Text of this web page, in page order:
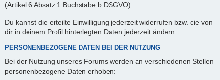
(Artikel 6 Absatz 1 Buchstabe b DSGVO).
Du kannst die erteilte Einwilligung jederzeit widerrufen bzw. die von
dir in deinem Profil hinterlegten Daten jederzeit ändern.
PERSONENBEZOGENE DATEN BEI DER NUTZUNG
Bei der Nutzung unseres Forums werden an verschiedenen Stellen
personenbezogene Daten erhoben: